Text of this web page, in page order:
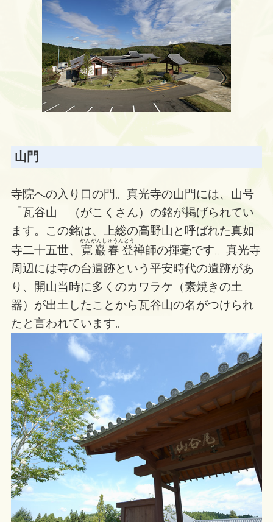
山門
寺院への入り口の門。真光寺の山門には、山号
「瓦谷山」（がこくさん）の銘が掲げられてい
ます。この銘は、上総の高野山と呼ばれた真如
寺二十五世、 寛巌春登
かんがんしゅうんとう
禅師の揮毫です。真光寺
周辺には寺の台遺跡という平安時代の遺跡があ
り、開山当時に多くのカワラケ（素焼きの土
器）が出土したことから瓦谷山の名がつけられ
たと言われています。